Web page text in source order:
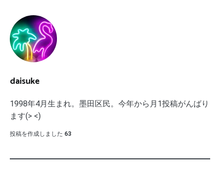
daisuke
1998年4月生まれ。墨田区民。今年から月1投稿がんばり
ます(> <)
投稿を作成しました 63